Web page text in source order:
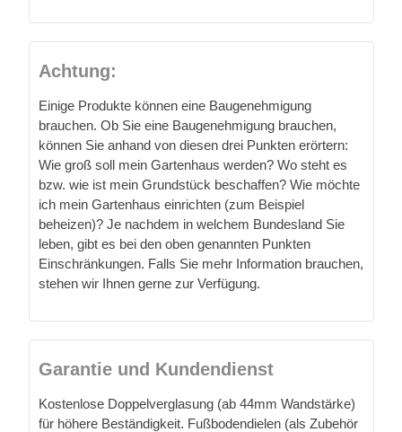
Achtung:
Einige Produkte können eine Baugenehmigung
brauchen. Ob Sie eine Baugenehmigung brauchen,
können Sie anhand von diesen drei Punkten erörtern:
Wie groß soll mein Gartenhaus werden? Wo steht es
bzw. wie ist mein Grundstück beschaffen? Wie möchte
ich mein Gartenhaus einrichten (zum Beispiel
beheizen)? Je nachdem in welchem Bundesland Sie
leben, gibt es bei den oben genannten Punkten
Einschränkungen. Falls Sie mehr Information brauchen,
stehen wir Ihnen gerne zur Verfügung.
Garantie und Kundendienst
Kostenlose Doppelverglasung (ab 44mm Wandstärke)
für höhere Beständigkeit. Fußbodendielen (als Zubehör